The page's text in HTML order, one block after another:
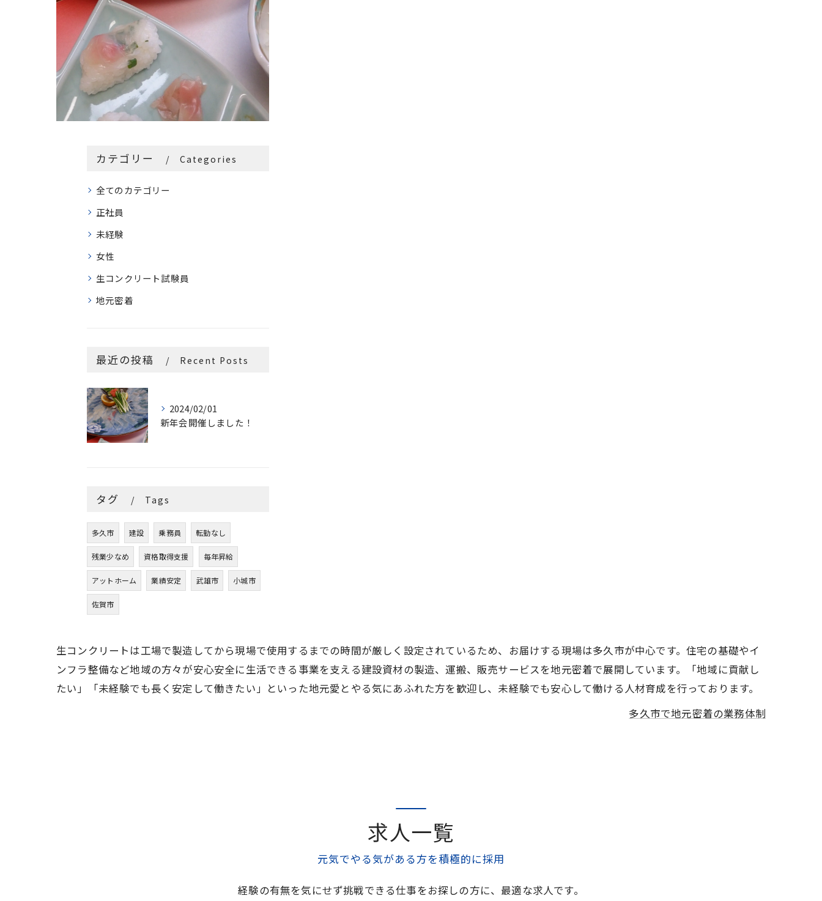
カテゴリー Categories
全てのカテゴリー
正社員
未経験
女性
生コンクリート試験員
地元密着
最近の投稿 Recent Posts
2024/02/01
新年会開催しました！
タグ Tags
多久市 建設 乗務員 転勤なし
残業少なめ 資格取得支援 毎年昇給
アットホーム 業績安定 武雄市 小城市
佐賀市
生コンクリートは工場で製造してから現場で使用するまでの時間が厳しく設定されているため、お届けする現場は多久市が中心です。住宅の基礎やイ
ンフラ整備など地域の方々が安心安全に生活できる事業を支える建設資材の製造、運搬、販売サービスを地元密着で展開しています。「地域に貢献し
たい」「未経験でも長く安定して働きたい」といった地元愛とやる気にあふれた方を歓迎し、未経験でも安心して働ける人材育成を行っております。
多久市で地元密着の業務体制
求人一覧
元気でやる気がある方を積極的に採用
経験の有無を気にせず挑戦できる仕事をお探しの方に、最適な求人です。